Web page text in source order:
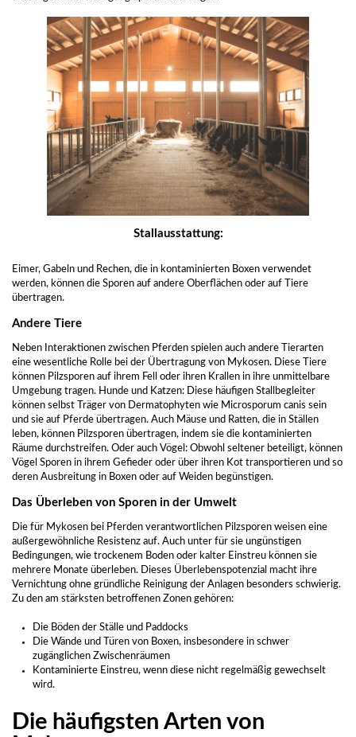
Stallausstattung:
Eimer, Gabeln und Rechen, die in kontaminierten Boxen verwendet
werden, können die Sporen auf andere Oberflächen oder auf Tiere
übertragen.
Andere Tiere
Neben Interaktionen zwischen Pferden spielen auch andere Tierarten
eine wesentliche Rolle bei der Übertragung von Mykosen. Diese Tiere
können Pilzsporen auf ihrem Fell oder ihren Krallen in ihre unmittelbare
Umgebung tragen. Hunde und Katzen: Diese häufigen Stallbegleiter
können selbst Träger von Dermatophyten wie Microsporum canis sein
und sie auf Pferde übertragen. Auch Mäuse und Ratten, die in Ställen
leben, können Pilzsporen übertragen, indem sie die kontaminierten
Räume durchstreifen. Oder auch Vögel: Obwohl seltener beteiligt, können
Vögel Sporen in ihrem Gefieder oder über ihren Kot transportieren und so
deren Ausbreitung in Boxen oder auf Weiden begünstigen.
Das Überleben von Sporen in der Umwelt
Die für Mykosen bei Pferden verantwortlichen Pilzsporen weisen eine
außergewöhnliche Resistenz auf. Auch unter für sie ungünstigen
Bedingungen, wie trockenem Boden oder kalter Einstreu können sie
mehrere Monate überleben. Dieses Überlebenspotenzial macht ihre
Vernichtung ohne gründliche Reinigung der Anlagen besonders schwierig.
Zu den am stärksten betroffenen Zonen gehören:
Die Böden der Ställe und Paddocks
Die Wände und Türen von Boxen, insbesondere in schwer
zugänglichen Zwischenräumen
Kontaminierte Einstreu, wenn diese nicht regelmäßig gewechselt
wird.
Die häufigsten Arten von